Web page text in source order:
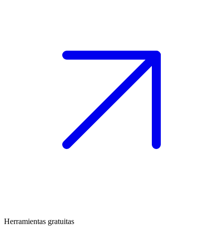
Herramientas gratuitas